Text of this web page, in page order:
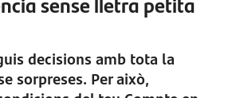
decisions amb tota la
sorpreses. Per això,